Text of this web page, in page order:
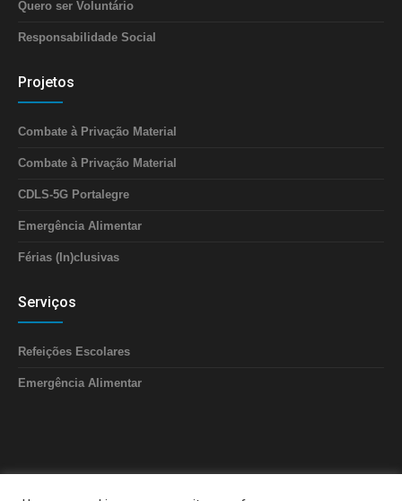
Quero ser Voluntário
Responsabilidade Social
Projetos
Combate à Privação Material
Combate à Privação Material
CDLS-5G Portalegre
Emergência Alimentar
Férias (In)clusivas
Serviços
Refeições Escolares
Emergência Alimentar